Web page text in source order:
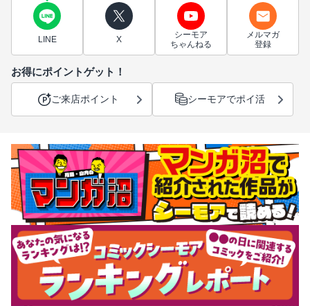
LINE X
シーモア
ちゃんねる
メルマガ
登録
お得にポイントゲット！
ご来店ポイント シーモアでポイ活